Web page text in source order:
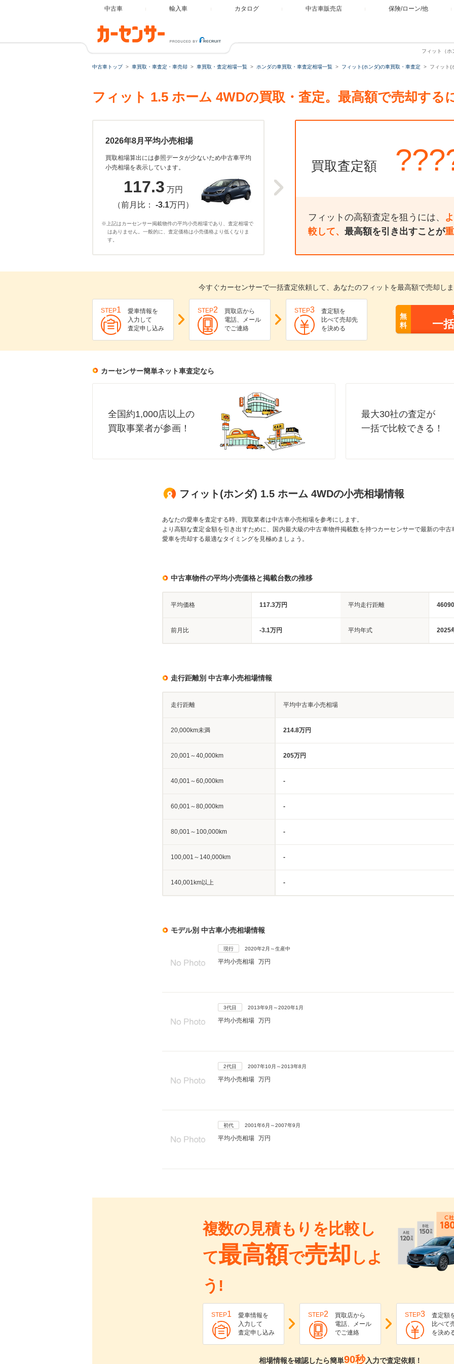
中古車 輸入車 カタログ 中古車販売店 保険/ローン/他
フィット（ホ
中古車トップ 車買取・車査定・車売却 車買取・査定相場一覧 ホンダの車買取・車査定相場一覧 フィット(ホンダ)の車買取・車査定 フィット(
フィット 1.5 ホーム 4WDの買取・査定。最高額で売却する
2026年8月平均小売相場
買取相場算出には参照データが少ないため中古車平均
小売相場を表示しています。
117.3 万円
（前月比： -3.1万円）
※上記はカーセンサー掲載物件の平均小売相場であり、査定相場で
はありません。一般的に、査定価格は小売価格より低くなりま
す。
買取査定額
フィットの高額査定を狙うには、
較して、 最高額を引き出すことが
今すぐカーセンサーで一括査定依頼して、あなたのフィットを最高額で売却しま
STEP1
愛車情報を
入力して
査定申し込み
STEP2
買取店から
電話、メール
でご連絡
STEP3
査定額を
比べて売却先
を決める
無
料
一
カーセンサー簡単ネット車査定なら
全国約1,000店以上の
買取事業者が参画！
最大30社の査定が
一括で比較できる！
フィット(ホンダ) 1.5 ホーム 4WDの小売相場情報
あなたの愛車を査定する時、買取業者は中古車小売相場を参考にします。
より高額な査定金額を引き出すために、国内最大級の中古車物件掲載数を持つカーセンサーで最新の中古
愛車を売却する最適なタイミングを見極めましょう。
中古車物件の平均小売価格と掲載台数の推移
平均価格 117.3万円 平均走行距離
前月比 -3.1万円 平均年式 2025
走行距離別 中古車小売相場情報
走行距離 平均中古車小売相場
20,000km未満 214.8万円
20,001～40,000km 205万円
40,001～60,000km -
60,001～80,000km -
80,001～100,000km -
100,001～140,000km -
140,001km以上 -
モデル別 中古車小売相場情報
現行 2020年2月～生産中
平均小売相場 万円
3代目 2013年9月～2020年1月
平均小売相場 万円
2代目 2007年10月～2013年8月
平均小売相場 万円
初代 2001年6月～2007年9月
平均小売相場 万円
複数の見積もりを比較し
て最高額で売却 しよ
う!
STEP1
愛車情報を
入力して
査定申し込み
STEP2
買取店から
電話、メール
でご連絡
STEP3
査定額
比べて
を決め
相場情報を確認したら簡単90秒入力で査定依頼！